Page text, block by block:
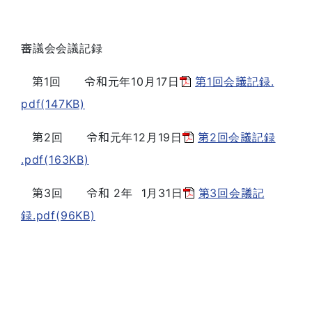
審議会会議記録
第1回 令和元年10月17日
第1回会議記録.
pdf(147KB)
第2回 令和元年12月19日
第2回会議記録
.pdf(163KB)
第3回 令和 2年 1月31日
第3回会議記
録.pdf(96KB)